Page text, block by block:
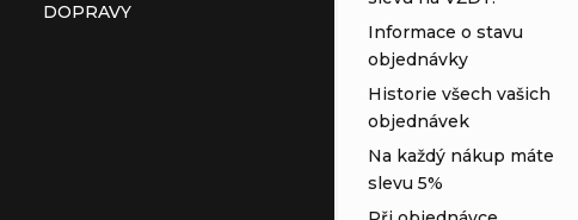
DOPRAVY
Informace o stavu
objednávky
Historie všech vašich
objednávek
Na každý nákup máte
slevu 5%